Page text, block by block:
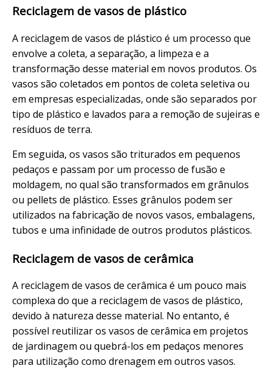
Reciclagem de vasos de plástico
A reciclagem de vasos de plástico é um processo que
envolve a coleta, a separação, a limpeza e a
transformação desse material em novos produtos. Os
vasos são coletados em pontos de coleta seletiva ou
em empresas especializadas, onde são separados por
tipo de plástico e lavados para a remoção de sujeiras e
resíduos de terra.
Em seguida, os vasos são triturados em pequenos
pedaços e passam por um processo de fusão e
moldagem, no qual são transformados em grânulos
ou pellets de plástico. Esses grânulos podem ser
utilizados na fabricação de novos vasos, embalagens,
tubos e uma infinidade de outros produtos plásticos.
Reciclagem de vasos de cerâmica
A reciclagem de vasos de cerâmica é um pouco mais
complexa do que a reciclagem de vasos de plástico,
devido à natureza desse material. No entanto, é
possível reutilizar os vasos de cerâmica em projetos
de jardinagem ou quebrá-los em pedaços menores
para utilização como drenagem em outros vasos.